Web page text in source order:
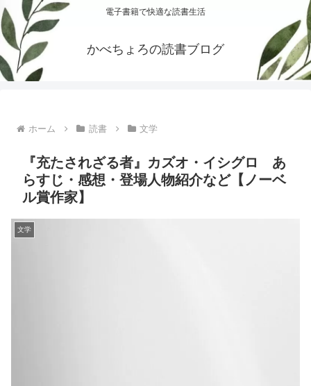
電子書籍で快適な読書生活
かべちょろの読書ブログ
ホーム 読書 文学
『充たされざる者』カズオ・イシグロ あ
らすじ・感想・登場人物紹介など【ノーベ
ル賞作家】
文学